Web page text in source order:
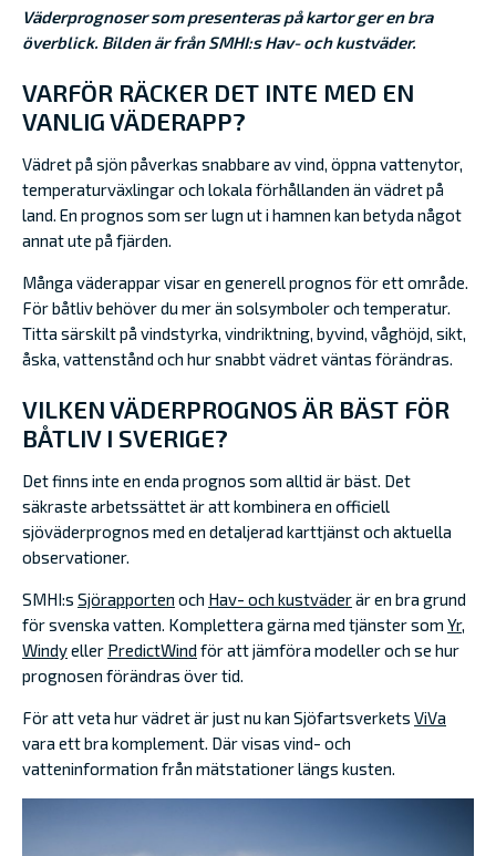
Väderprognoser som presenteras på kartor ger en bra
överblick. Bilden är från SMHI:s Hav- och kustväder.
VARFÖR RÄCKER DET INTE MED EN
VANLIG VÄDERAPP?
Vädret på sjön påverkas snabbare av vind, öppna vattenytor,
temperaturväxlingar och lokala förhållanden än vädret på
land. En prognos som ser lugn ut i hamnen kan betyda något
annat ute på fjärden.
Många väderappar visar en generell prognos för ett område.
För båtliv behöver du mer än solsymboler och temperatur.
Titta särskilt på vindstyrka, vindriktning, byvind, våghöjd, sikt,
åska, vattenstånd och hur snabbt vädret väntas förändras.
VILKEN VÄDERPROGNOS ÄR BÄST FÖR
BÅTLIV I SVERIGE?
Det finns inte en enda prognos som alltid är bäst. Det
säkraste arbetssättet är att kombinera en officiell
sjöväderprognos med en detaljerad karttjänst och aktuella
observationer.
SMHI:s Sjörapporten och Hav- och kustväderär en bra grund
för svenska vatten. Komplettera gärna med tjänster som Yr,
Windyeller PredictWind för att jämföra modeller och se hur
prognosen förändras över tid.
För att veta hur vädret är just nu kan Sjöfartsverkets ViVa
vara ett bra komplement. Där visas vind- och
vatteninformation från mätstationer längs kusten.